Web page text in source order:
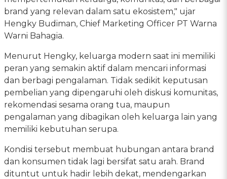
brand yang relevan dalam satu ekosistem," ujar
Hengky Budiman, Chief Marketing Officer PT Warna
Warni Bahagia.
Menurut Hengky, keluarga modern saat ini memiliki
peran yang semakin aktif dalam mencari informasi
dan berbagi pengalaman. Tidak sedikit keputusan
pembelian yang dipengaruhi oleh diskusi komunitas,
rekomendasi sesama orang tua, maupun
pengalaman yang dibagikan oleh keluarga lain yang
memiliki kebutuhan serupa.
Kondisi tersebut membuat hubungan antara brand
dan konsumen tidak lagi bersifat satu arah. Brand
dituntut untuk hadir lebih dekat, mendengarkan